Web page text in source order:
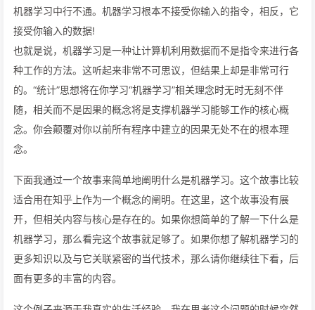
机器学习中行不通。机器学习根本不接受你输入的指令，相反，它
接受你输入的数据!
也就是说，机器学习是一种让计算机利用数据而不是指令来进行各
种工作的方法。这听起来非常不可思议，但结果上却是非常可行
的。“统计”思想将在你学习“机器学习”相关理念时无时无刻不伴
随，相关而不是因果的概念将是支撑机器学习能够工作的核心概
念。你会颠覆对你以前所有程序中建立的因果无处不在的根本理
念。
下面我通过一个故事来简单地阐明什么是机器学习。这个故事比较
适合用在知乎上作为一个概念的阐明。在这里，这个故事没有展
开，但相关内容与核心是存在的。如果你想简单的了解一下什么是
机器学习，那么看完这个故事就足够了。如果你想了解机器学习的
更多知识以及与它关联紧密的当代技术，那么请你继续往下看，后
面有更多的丰富的内容。